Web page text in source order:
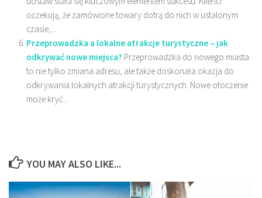
oczekują, że zamówione towary dotrą do nich w ustalonym
czasie,...
Przeprowadzka a lokalne atrakcje turystyczne – jak
odkrywać nowe miejsca? Przeprowadzka do nowego miasta
to nie tylko zmiana adresu, ale także doskonała okazja do
odkrywania lokalnych atrakcji turystycznych. Nowe otoczenie
może kryć...
YOU MAY ALSO LIKE...